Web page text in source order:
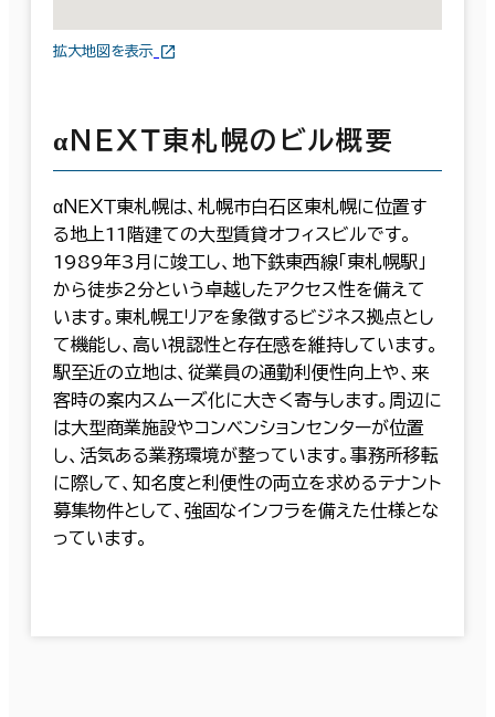
拡大地図を表示
αＮＥＸＴ東札幌のビル概要
αＮＥＸＴ東札幌は、札幌市白石区東札幌に位置す
る地上11階建ての大型賃貸オフィスビルです。
1989年3月に竣工し、地下鉄東西線「東札幌駅」
から徒歩2分という卓越したアクセス性を備えて
います。東札幌エリアを象徴するビジネス拠点とし
て機能し、高い視認性と存在感を維持しています。
駅至近の立地は、従業員の通勤利便性向上や、来
客時の案内スムーズ化に大きく寄与します。周辺に
は大型商業施設やコンベンションセンターが位置
し、活気ある業務環境が整っています。事務所移転
に際して、知名度と利便性の両立を求めるテナント
募集物件として、強固なインフラを備えた仕様とな
っています。